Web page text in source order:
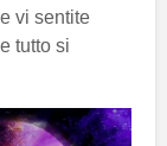
vi sentite
tutto si